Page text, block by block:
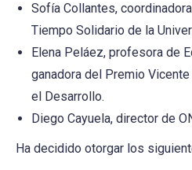
Sofía Collantes,
Tiempo Solidario de la
Elena Peláez, profesora de
ganadora del Premio
el Desarrollo.
Diego Cayuela, director de
Ha decidido otorgar los